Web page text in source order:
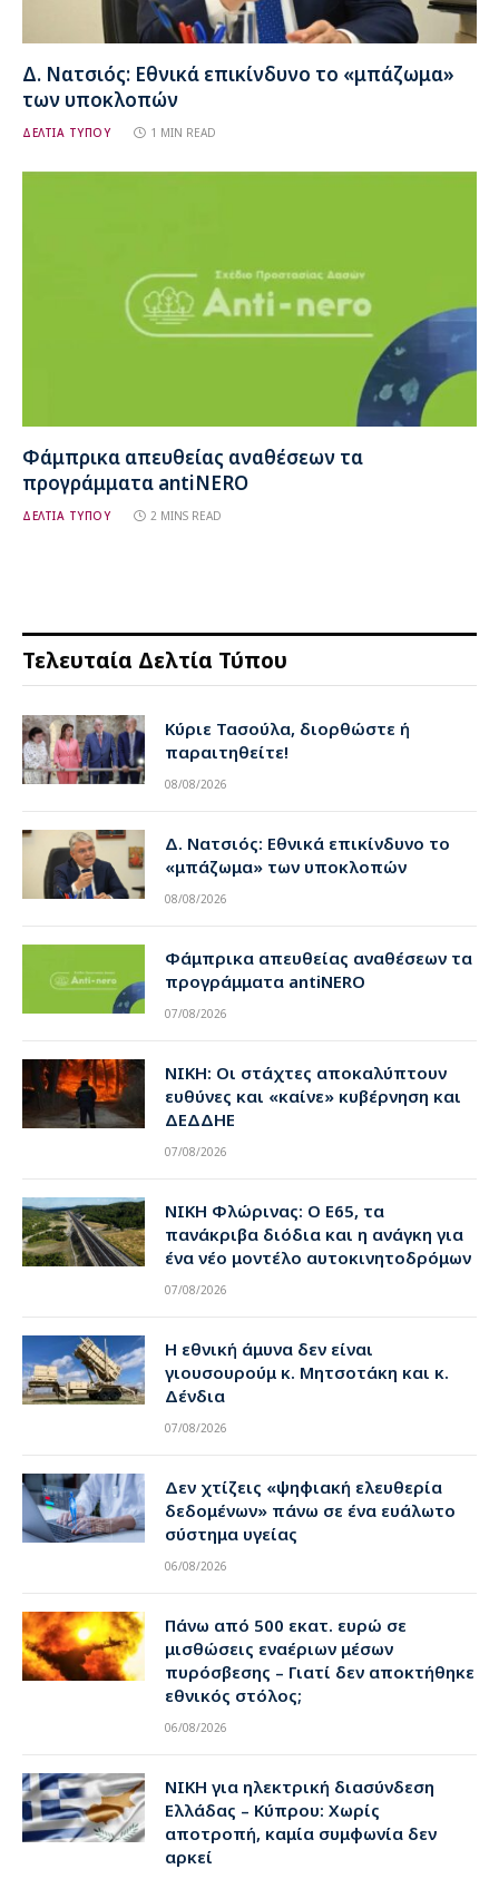
Δ. Νατσιός: Εθνικά επικίνδυνο το «μπάζωμα»
των υποκλοπών
ΔΕΛΤΙΑ ΤΥΠΟΥ 1 MIN READ
Φάμπρικα απευθείας αναθέσεων τα
προγράμματα antiNERO
ΔΕΛΤΙΑ ΤΥΠΟΥ 2 MINS READ
Τελευταία Δελτία Τύπου
Κύριε Τασούλα, διορθώστε ή
παραιτηθείτε!
08/08/2026
Δ. Νατσιός: Εθνικά επικίνδυνο το
«μπάζωμα» των υποκλοπών
08/08/2026
Φάμπρικα απευθείας αναθέσεων τα
προγράμματα antiNERO
07/08/2026
ΝΙΚΗ: Οι στάχτες αποκαλύπτουν
ευθύνες και «καίνε» κυβέρνηση και
ΔΕΔΔΗΕ
07/08/2026
ΝΙΚΗ Φλώρινας: Ο Ε65, τα
πανάκριβα διόδια και η ανάγκη για
ένα νέο μοντέλο αυτοκινητοδρόμων
07/08/2026
Η εθνική άμυνα δεν είναι
γιουσουρούμ κ. Μητσοτάκη και κ.
Δένδια
07/08/2026
Δεν χτίζεις «ψηφιακή ελευθερία
δεδομένων» πάνω σε ένα ευάλωτο
σύστημα υγείας
06/08/2026
Πάνω από 500 εκατ. ευρώ σε
μισθώσεις εναέριων μέσων
πυρόσβεσης – Γιατί δεν αποκτήθηκε
εθνικός στόλος;
06/08/2026
ΝΙΚΗ για ηλεκτρική διασύνδεση
Ελλάδας – Κύπρου: Χωρίς
αποτροπή, καμία συμφωνία δεν
αρκεί